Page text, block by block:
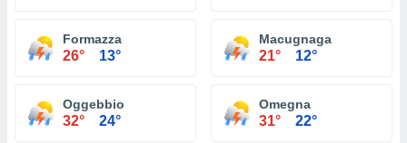
Formazza
26° 13°
Macugnaga
21° 12°
Oggebbio
32° 24°
Omegna
31° 22°